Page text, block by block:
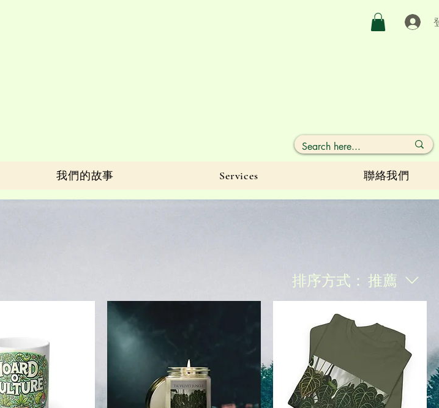
我們的故事 Services 聯絡我們
排序方式： 推薦